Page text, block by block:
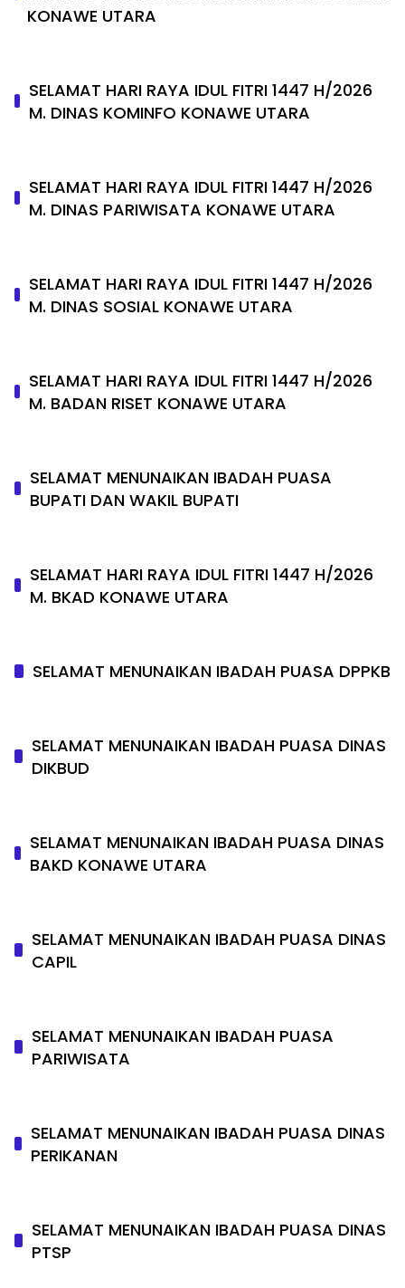
KONAWE UTARA
SELAMAT HARI RAYA IDUL FITRI 1447 H/2026
M. DINAS KOMINFO KONAWE UTARA
SELAMAT HARI RAYA IDUL FITRI 1447 H/2026
M. DINAS PARIWISATA KONAWE UTARA
SELAMAT HARI RAYA IDUL FITRI 1447 H/2026
M. DINAS SOSIAL KONAWE UTARA
SELAMAT HARI RAYA IDUL FITRI 1447 H/2026
M. BADAN RISET KONAWE UTARA
SELAMAT MENUNAIKAN IBADAH PUASA
BUPATI DAN WAKIL BUPATI
SELAMAT HARI RAYA IDUL FITRI 1447 H/2026
M. BKAD KONAWE UTARA
SELAMAT MENUNAIKAN IBADAH PUASA DPPKB
SELAMAT MENUNAIKAN IBADAH PUASA DINAS
DIKBUD
SELAMAT MENUNAIKAN IBADAH PUASA DINAS
BAKD KONAWE UTARA
SELAMAT MENUNAIKAN IBADAH PUASA DINAS
CAPIL
SELAMAT MENUNAIKAN IBADAH PUASA
PARIWISATA
SELAMAT MENUNAIKAN IBADAH PUASA DINAS
PERIKANAN
SELAMAT MENUNAIKAN IBADAH PUASA DINAS
PTSP